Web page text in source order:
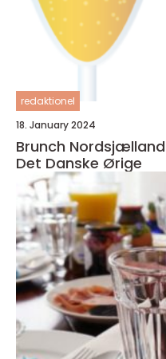
redaktionel
18. January 2024
Brunch
Det Danske Ørige